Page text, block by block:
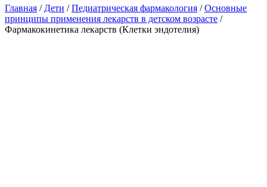
Главная / Дети /Педиатрическая фармакология /Основные
принципы применения лекарств в детском возрасте /
Фармакокинетика лекарств (Клетки эндотелия)